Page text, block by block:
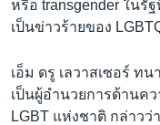
หรือ transgender ในรั
เป็นข่าวร้ายของ
เอ็ม ดรู เลวาสเซอร์ ท
เป็นผู้อำนวยการด้านค
LGBT แห่งชาติ กล่าว